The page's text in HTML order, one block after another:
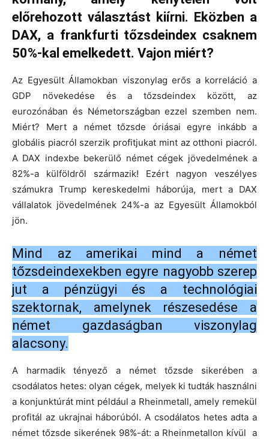
előrehozott választást kiírni. Eközben a
DAX, a frankfurti tőzsdeindex csaknem
50%-kal emelkedett. Vajon miért?
Az Egyesült Államokban viszonylag erős a korreláció a
GDP növekedése és a tőzsdeindex között, az
eurozónában és Németországban ezzel szemben nem.
Miért? Mert a német tőzsde óriásai egyre inkább a
globális piacról szerzik profitjukat mint az otthoni piacról.
A DAX indexbe bekerülő német cégek jövedelmének a
82%-a külföldről származik! Ezért nagyon veszélyes
számukra Trump kereskedelmi háborúja, mert a DAX
vállalatok jövedelmének 24%-a az Egyesült Államokból
jön.
Mind az amerikai mind a német
tőzsdeindexekben egyre nagyobb szerep
jut a pénzügyi és a technológiai
szektornak, amelynek részesedése a
német gazdaságban viszonylag
alacsony.
A harmadik tényező a német tőzsde sikerében a
csodálatos hetes: olyan cégek, melyek ki tudták használni
a konjunktúrát mint például a Rheinmetall, amely remekül
profitál az ukrajnai háborúból. A csodálatos hetes adta a
német tőzsde sikerének 98%-át: a Rheinmetallon kívül a